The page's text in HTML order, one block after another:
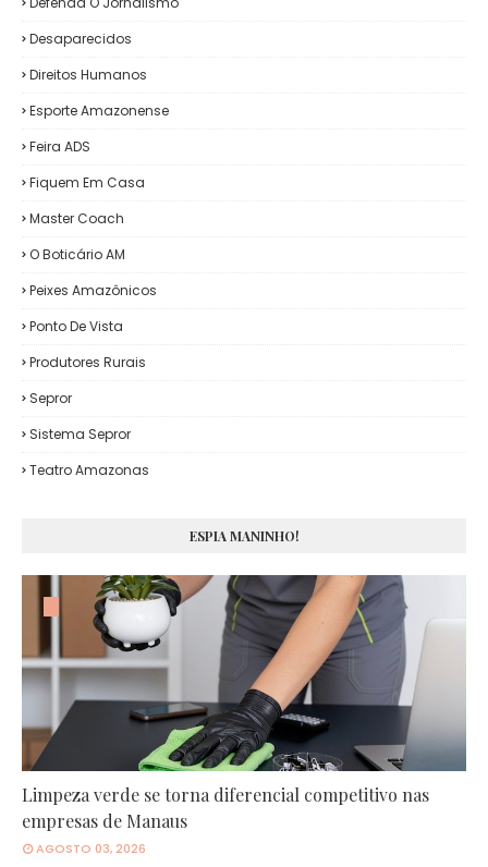
Desaparecidos
Direitos Humanos
Esporte Amazonense
Feira ADS
Fiquem Em Casa
Master Coach
O Boticário AM
Peixes Amazônicos
Ponto De Vista
Produtores Rurais
Sepror
Sistema Sepror
Teatro Amazonas
ESPIA MANINHO!
Limpeza verde se torna diferencial competitivo nas
empresas de Manaus
AGOSTO 03, 2026